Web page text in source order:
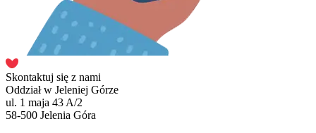
Skontaktuj się z nami
Oddział w Jeleniej Górze
ul. 1 maja 43 A/2
58-500 Jelenia Góra